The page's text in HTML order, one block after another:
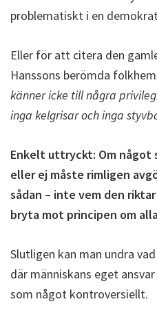
problematiskt i en
Eller för att citera den
Hanssons berömda
känner icke till några
inga kelgrisar och inga
Enkelt uttryckt: Om något
eller ej måste rimligen
sådan – inte vem den
bryta mot principen om
Slutligen kan man undra
där människans eget
som något kontroversiellt.